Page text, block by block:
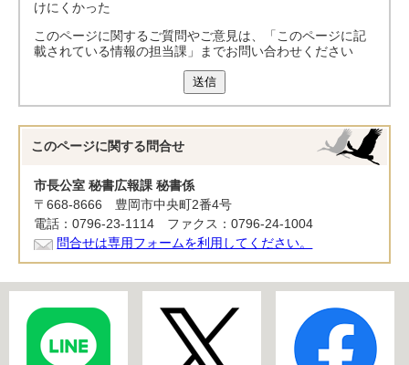
けにくかった
このページに関するご質問やご意見は、「このページに記
載されている情報の担当課」までお問い合わせください
送信
このページに関する 問合せ
市長公室 秘書広報課 秘書係
〒668-8666 豊岡市中央町2番4号
電話：0796-23-1114 ファクス：0796-24-1004
問合せは専用フォームを利用してください。